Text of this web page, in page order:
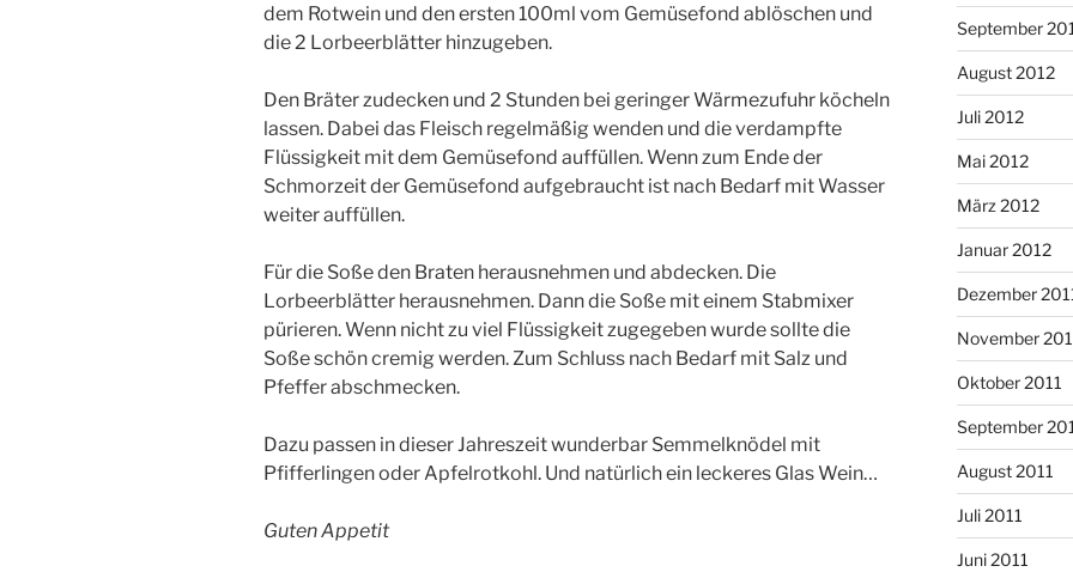
dem Rotwein und den ersten 100ml vom Gemüsefond ablöschen und
die 2 Lorbeerblätter hinzugeben.
Den Bräter zudecken und 2 Stunden bei geringer Wärmezufuhr köcheln
lassen. Dabei das Fleisch regelmäßig wenden und die verdampfte
Flüssigkeit mit dem Gemüsefond auffüllen. Wenn zum Ende der
Schmorzeit der Gemüsefond aufgebraucht ist nach Bedarf mit Wasser
weiter auffüllen.
Für die Soße den Braten herausnehmen und abdecken. Die
Lorbeerblätter herausnehmen. Dann die Soße mit einem Stabmixer
pürieren. Wenn nicht zu viel Flüssigkeit zugegeben wurde sollte die
Soße schön cremig werden. Zum Schluss nach Bedarf mit Salz und
Pfeffer abschmecken.
Dazu passen in dieser Jahreszeit wunderbar Semmelknödel mit
Pfifferlingen oder Apfelrotkohl. Und natürlich ein leckeres Glas Wein…
Guten Appetit
September
August 2012
Juli 2012
Mai 2012
März 2012
Januar 2012
Dezember
November
Oktober 2011
September
August 2011
Juli 2011
Juni 2011